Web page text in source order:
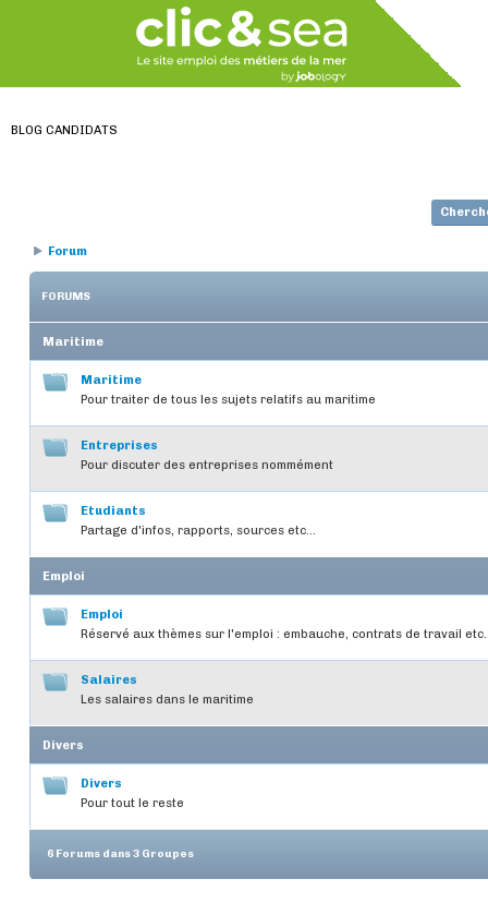
BLOG CANDIDATS
Forum
FORUMS
Maritime
Maritime
Pour traiter de tous les sujets relatifs au maritime
Entreprises
Pour discuter des entreprises nommément
Etudiants
Partage d'infos, rapports, sources etc...
Emploi
Emploi
Réservé aux thèmes sur l'emploi : embauche, contrats de travail
Salaires
Les salaires dans le maritime
Divers
Divers
Pour tout le reste
6 Forums dans 3 Groupes